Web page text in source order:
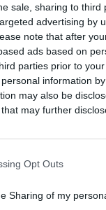
sale, sharing to
advertising by
note that after
ads based on
parties prior to
information
may also be
that may further
Opt Outs
Sharing of my
en el